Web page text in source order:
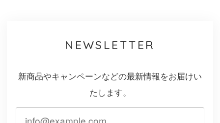
NEWSLETTER
新商品やキャンペーンなどの最新情報をお届けい
たします。